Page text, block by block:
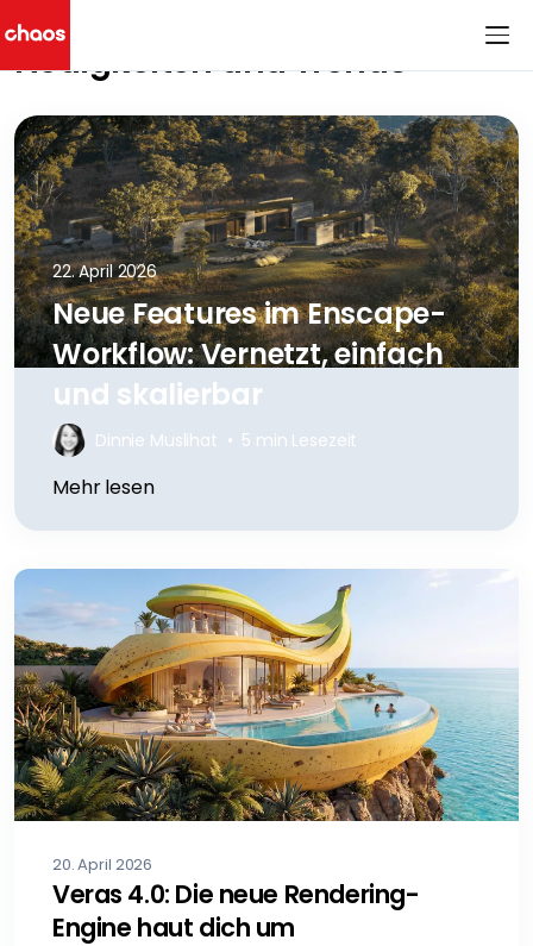
Chaos Logo
Neuigkeiten und Trends
22. April 2026
Neue Features im Enscape-
Workflow: Vernetzt, einfach
und skalierbar
Dinnie Muslihat • 5 min Lesezeit
Mehr lesen
20. April 2026
Veras 4.0: Die neue Rendering-
Engine haut dich um